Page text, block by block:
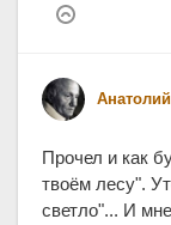
Прочел и как
твоём лесу".
светло"... И